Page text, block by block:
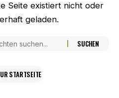
Seite existiert nicht oder
geladen.
STARTSEITE